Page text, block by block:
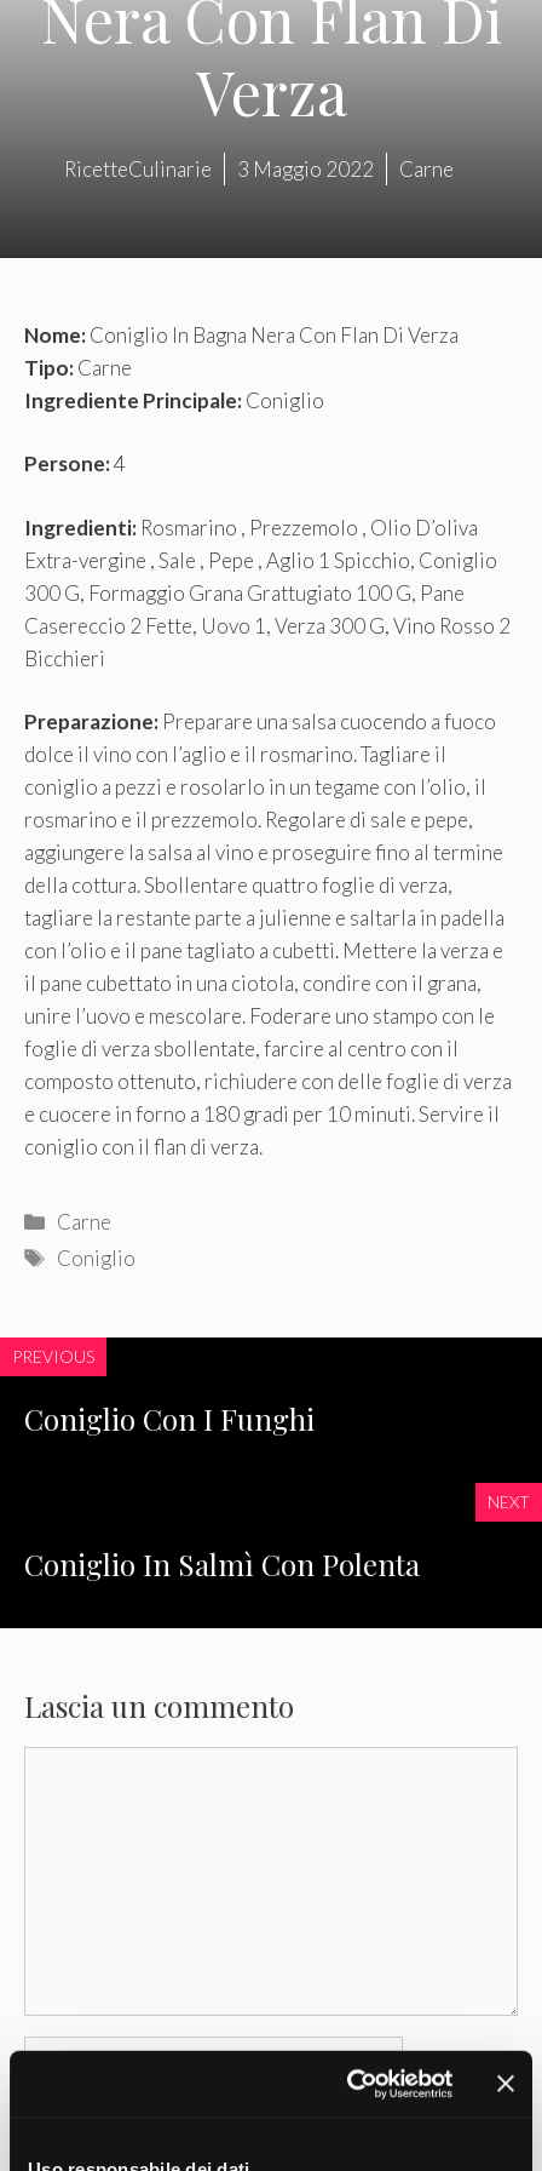
Nera Con Flan Di
Verza
RicetteCulinarie 3 Maggio 2022 Carne
Nome:Coniglio In Bagna Nera Con Flan Di Verza
Tipo:Carne
Ingrediente Principale:Coniglio
Persone:4
Ingredienti: Rosmarino , Prezzemolo , Olio D’oliva
Extra-vergine , Sale , Pepe , Aglio 1 Spicchio, Coniglio
300 G, Formaggio Grana Grattugiato 100 G, Pane
Casereccio 2 Fette, Uovo 1, Verza 300 G, Vino Rosso 2
Bicchieri
Preparazione: Preparare una salsa cuocendo a fuoco
dolce il vino con l’aglio e il rosmarino. Tagliare il
coniglio a pezzi e rosolarlo in un tegame con l’olio, il
rosmarino e il prezzemolo. Regolare di sale e pepe,
aggiungere la salsa al vino e proseguire fino al termine
della cottura. Sbollentare quattro foglie di verza,
tagliare la restante parte a julienne e saltarla in padella
con l’olio e il pane tagliato a cubetti. Mettere la verza e
il pane cubettato in una ciotola, condire con il grana,
unire l’uovo e mescolare. Foderare uno stampo con le
foglie di verza sbollentate, farcire al centro con il
composto ottenuto, richiudere con delle foglie di verza
e cuocere in forno a 180 gradi per 10 minuti. Servire il
coniglio con il flan di verza.
Categorie
Carne
Tag
Coniglio
PREVIOUS
Coniglio Con I Funghi
NEXT
Coniglio In Salmì Con Polenta
Lascia un commento
Nome